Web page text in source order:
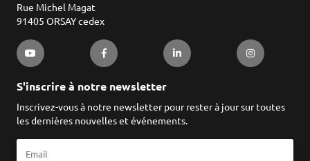
Rue Michel Magat
91405 ORSAY cedex
S'inscrire à notre newsletter
Inscrivez-vous à notre newsletter pour rester à jour sur toutes
les dernières nouvelles et événements.